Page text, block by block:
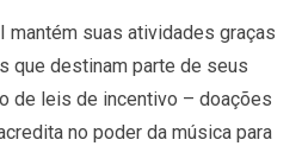
mantém suas atividades graças
que destinam parte de seus
de leis de incentivo – doações
no poder da música para